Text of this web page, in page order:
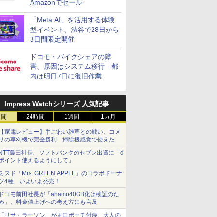
Amazonでセール
「Meta AI」を活用する体験
型イベント、渋谷で28日から
3日間限定開催
ドコモ・バイクシェアの障
害、原因はシステム移行 都
内は明日7日に復旧作業
Impress Watchシリーズ 人気記事
24時間 1週間 1カ月
家電レビュー】手ごわい雑草との戦い、コメ
の草刈機で完全勝利 掃除機感覚で使えた
島田社長、ソフトバンクのセブン出資に「d
イント使えるようにして」
スド「Mrs. GREEN APPLE」のコラボドーナ
4種、いよいよ発売！
コモ前田社長が「ahamo40GB化は検証のた
」、料金値上げへの考え方にも言及
リサ・ラーソン」がま口ポーチ付録、大人の